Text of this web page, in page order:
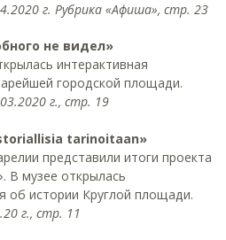
г. Рубрика «Афиша», стр. 23
не видел»
интерактивная
городской площади.
г., стр. 19
tarinoitaan»
представили итоги проекта
В музее открылась
об истории Круглой площади.
г., стр. 11